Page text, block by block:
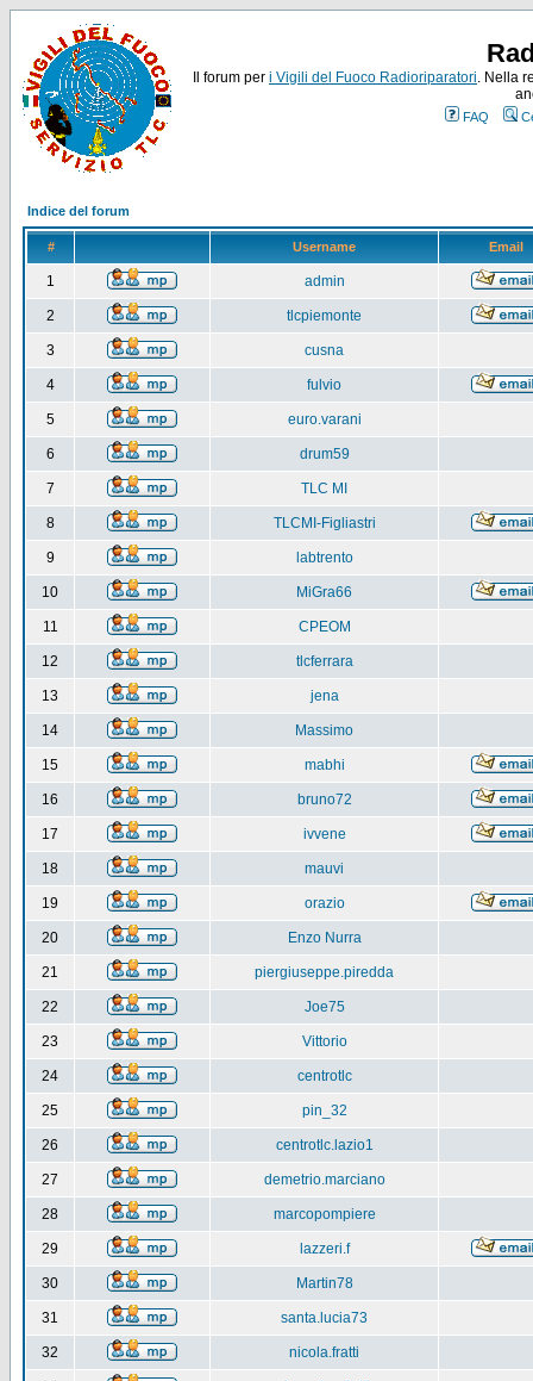
Il forum per i Vigili del Fuoco Radioriparatori. Nella
FAQ
Indice del forum
# Username Email
1 admin
2 tlcpiemonte
3 cusna
4 fulvio
5 euro.varani
6 drum59
7 TLC MI
8 TLCMI-Figliastri
9 labtrento
10 MiGra66
11 CPEOM
12 tlcferrara
13 jena
14 Massimo
15 mabhi
16 bruno72
17 ivvene
18 mauvi
19 orazio
20 Enzo Nurra
21 piergiuseppe.piredda
22 Joe75
23 Vittorio
24 centrotlc
25 pin_32
26 centrotlc.lazio1
27 demetrio.marciano
28 marcopompiere
29 lazzeri.f
30 Martin78
31 santa.lucia73
32 nicola.fratti